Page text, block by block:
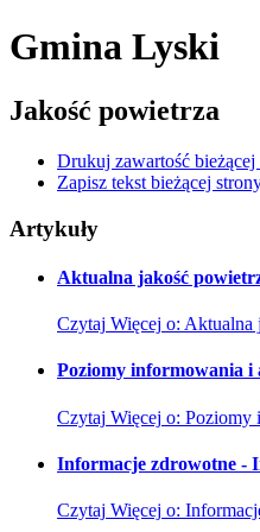
Gmina Lyski
Jakość powietrza
Drukuj zawartość bieżącej
Zapisz tekst bieżącej
Artykuły
Aktualna jakość
Czytaj Więcej o: Aktualna
Poziomy informowania i
Czytaj Więcej o: Poziomy
Informacje zdrowotne -
Czytaj Więcej o: